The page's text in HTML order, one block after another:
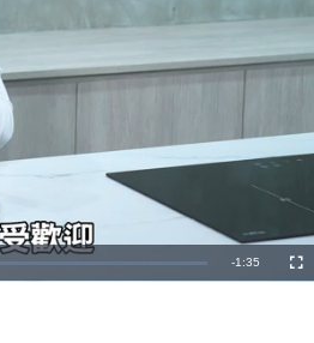
剩
-1:35
全
螢